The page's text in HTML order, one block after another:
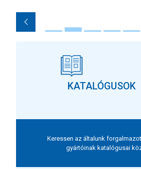
KATALÓGUSOK
Keressen az általunk
gyártóinak katalógusai